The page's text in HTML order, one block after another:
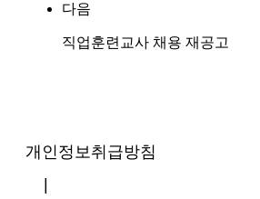
다음
직업훈련교사 채용 재공고
개인정보취급방침